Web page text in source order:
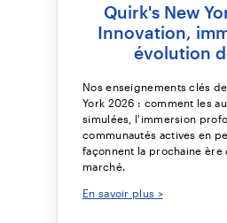
Quirk's New
Innovation,
évolution
Nos enseignements clés
York 2026 : comment les
simulées, l'immersion
communautés actives en
façonnent la prochaine ère
marché.
En savoir plus >